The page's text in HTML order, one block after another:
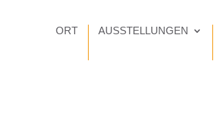
ORT AUSSTELLUNGEN